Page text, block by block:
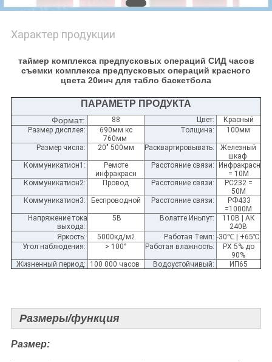
Характер продукции
таймер комплекса предпусковых операций СИД часов
съемки комплекса предпусковых операций красного
цвета 20инч для табло баскетбола
ПАРАМЕТР ПРОДУКТА
Формат: 88 Цвет:
Красный
Размер дисплея:
690мм кс
760мм
Толщина: 100мм
Размер числа: 20" 500мм Расквартировывать:
Железный
шкаф
Коммуникатион1:
Ремоте
инфракрасн
Расстояние связи:
Инфракрасн
= 10М
Коммуникатион2:
Провод Расстояние связи:
РС232 =
50М
Коммуникатион3:
Беспроводной Расстояние связи:
РФ433
=1000М
Напряжение тока
выхода:
5В Волатге Иньпут:
110В | АК
240В
Яркость:
5000кд/м2 Работая Темп: -30℃ | +65℃
Угол наблюдения:
> 100° Работая влажность:
РХ 5% до
90%
Жизненный период:
100 000 часов Водоустойчивый: ИП65
Размеры/функция
Размер: